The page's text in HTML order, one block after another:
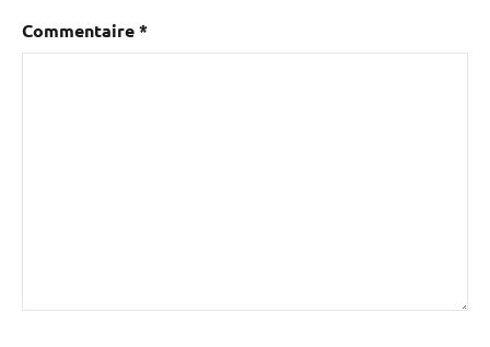
Commentaire*